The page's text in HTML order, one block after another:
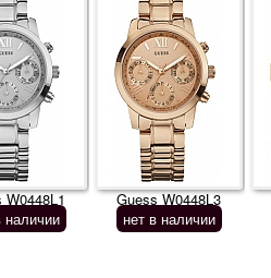
W0448L1
наличии
Guess W0448L3
нет в наличии